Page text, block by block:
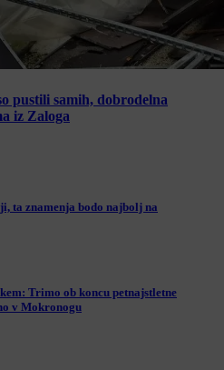
pustili samih, dobrodelna
iz Zaloga
ta znamenja bodo najbolj na
Trimo ob koncu petnajstletne
v Mokronogu